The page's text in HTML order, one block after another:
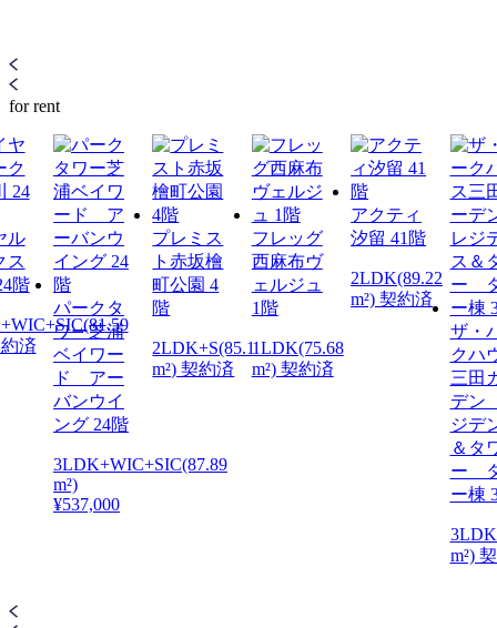
for rent
ル
ス
階
済
パークタ
ワー芝浦
ベイワー
ド アー
バンウイ
ング 24階
3LDK+WIC+SIC(87.89
m²)
¥537,000
プレミス
ト赤坂檜
町公園 4
階
2LDK+S(85.1
m²) 契約済
フレッグ
西麻布ヴ
ェルジュ
1階
1LDK(75.68
m²) 契約済
アクティ
汐留 41階
2LDK(89.22
m²) 契約済
ザ・
クハ
三田
デ
ジデ
＆タ
ー
ー棟
m²)